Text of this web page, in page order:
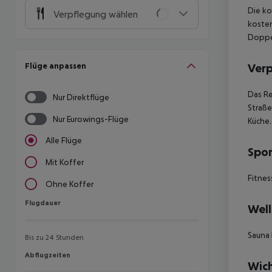
Verpflegung wählen
Flüge anpassen
Nur Direktflüge
Nur Eurowings-Flüge
Alle Flüge
Mit Koffer
Ohne Koffer
Flugdauer
Flugdauer
Bis zu 24 Stunden
Abflugzeiten
Abflugzeiten
Die
Das
Sauna